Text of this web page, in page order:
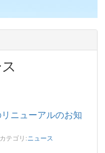
ニューアルのお知
カテゴリ:ニュース